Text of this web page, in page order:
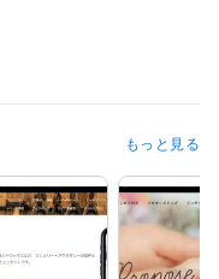
SQL:12年
もっと見る